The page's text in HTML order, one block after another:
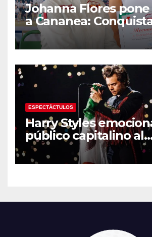
Johanna Flores
a Cananea:
medalla de plata con
Selección Mexicana
Centroamericanos
ESPECTÁCTULOS
Harry Styles
público capitalino al
interpretar “Cielito
su tercer concierto